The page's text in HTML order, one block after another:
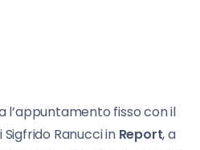
l’appuntamento fisso con il
Ranucci in Report, a